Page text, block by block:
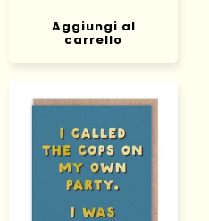
listino
Aggiungi al
carrello